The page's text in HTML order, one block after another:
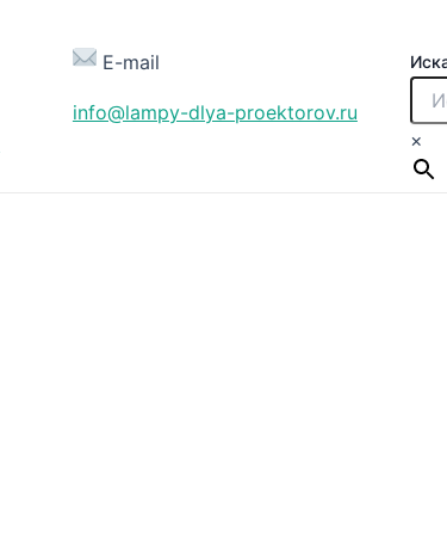
E-mail
info@lampy-dlya-proektorov.ru
×